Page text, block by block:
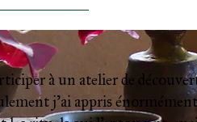
à un atelier de
j’ai appris
les rituels qui l’entourent,